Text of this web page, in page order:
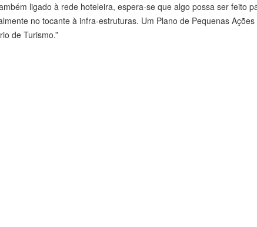
ligado à rede hoteleira, espera-se que algo possa ser feito
no tocante à infra-estruturas. Um Plano de Pequenas Ações
de Turismo.”